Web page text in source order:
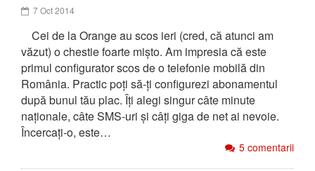
7 Oct 2014
Cei de la Orange au scos ieri (cred, că atunci am
văzut) o chestie foarte mișto. Am impresia că este
primul configurator scos de o telefonie mobilă din
România. Practic poți să-ți configurezi abonamentul
după bunul tău plac. Îți alegi singur câte minute
naționale, câte SMS-uri și câți giga de net ai nevoie.
Încercați-o, este…
5 comentarii